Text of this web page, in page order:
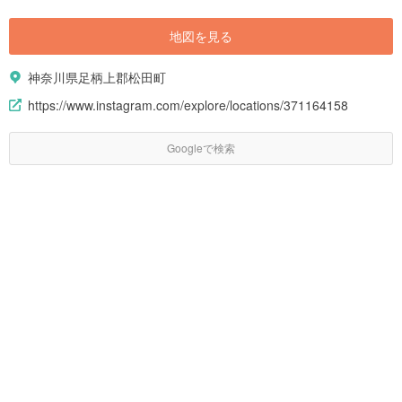
地図を見る
神奈川県足柄上郡松田町
https://www.instagram.com/explore/locations/371164158
Googleで検索